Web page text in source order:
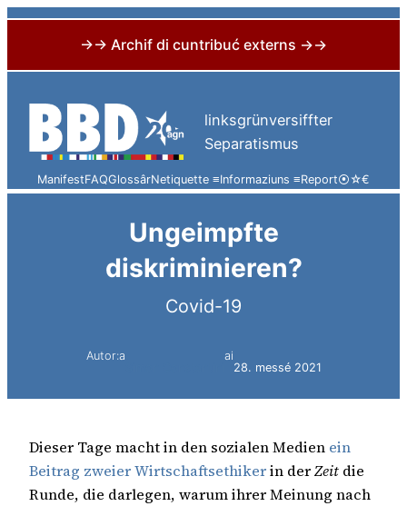
→→ Archif di cuntribuć externs →→
content
linksgrünversiffter
Separatismus
ManifestFAQGlossârNetiquette ≡Informaziuns ≡Report⦿☆€
Ungeimpfte
diskriminieren?
Covid-19
Autor:a
ai
28. messé 2021
Dieser Tage macht in den sozialen Medien ein
Beitrag zweier Wirtschaftsethikerin derZeit die
Runde, die darlegen, warum ihrer Meinung nach